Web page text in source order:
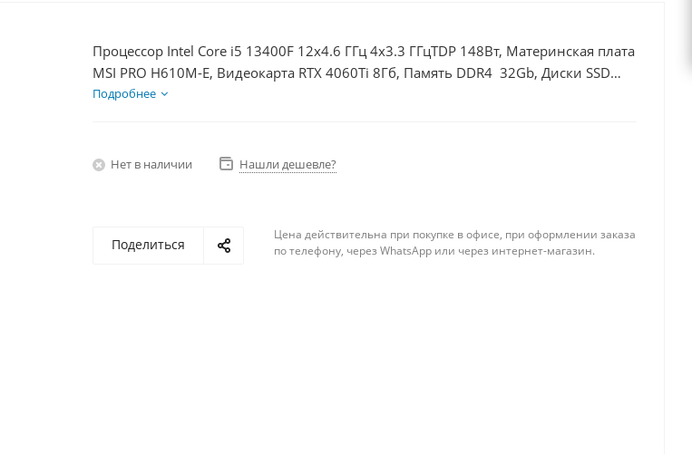
Процессор Intel Core i5 13400F 12x4.6 ГГц 4x3.3 ГГцTDP 148Вт, Материнская плата
MSI PRO H610M-E, Видеокарта RTX 4060Ti 8Гб, Память DDR4 32Gb, Диски SSD
1000Гб + HDD 1Тб, БП 600Вт
Подробнее
Нет в наличии Нашли дешевле?
Поделиться
Цена действительна при покупке в офисе, при оформлении заказа
по телефону, через WhatsApp или через интернет-магазин.